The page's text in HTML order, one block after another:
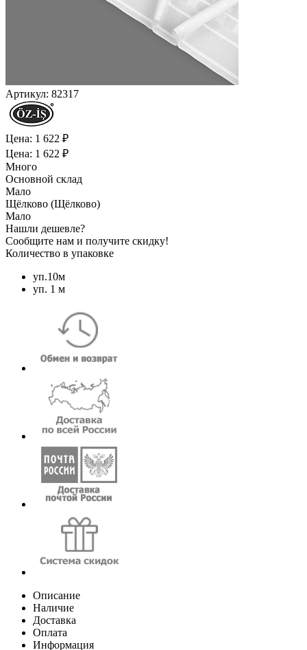
Артикул: 82317
Цена: 1 622 ₽
Цена: 1 622 ₽
Много
Основной склад
Мало
Щёлково (Щёлково)
Мало
Нашли дешевле?
Сообщите нам и получите скидку!
Количество в упаковке
уп.10м
уп. 1 м
Описание
Наличие
Доставка
Оплата
Информация